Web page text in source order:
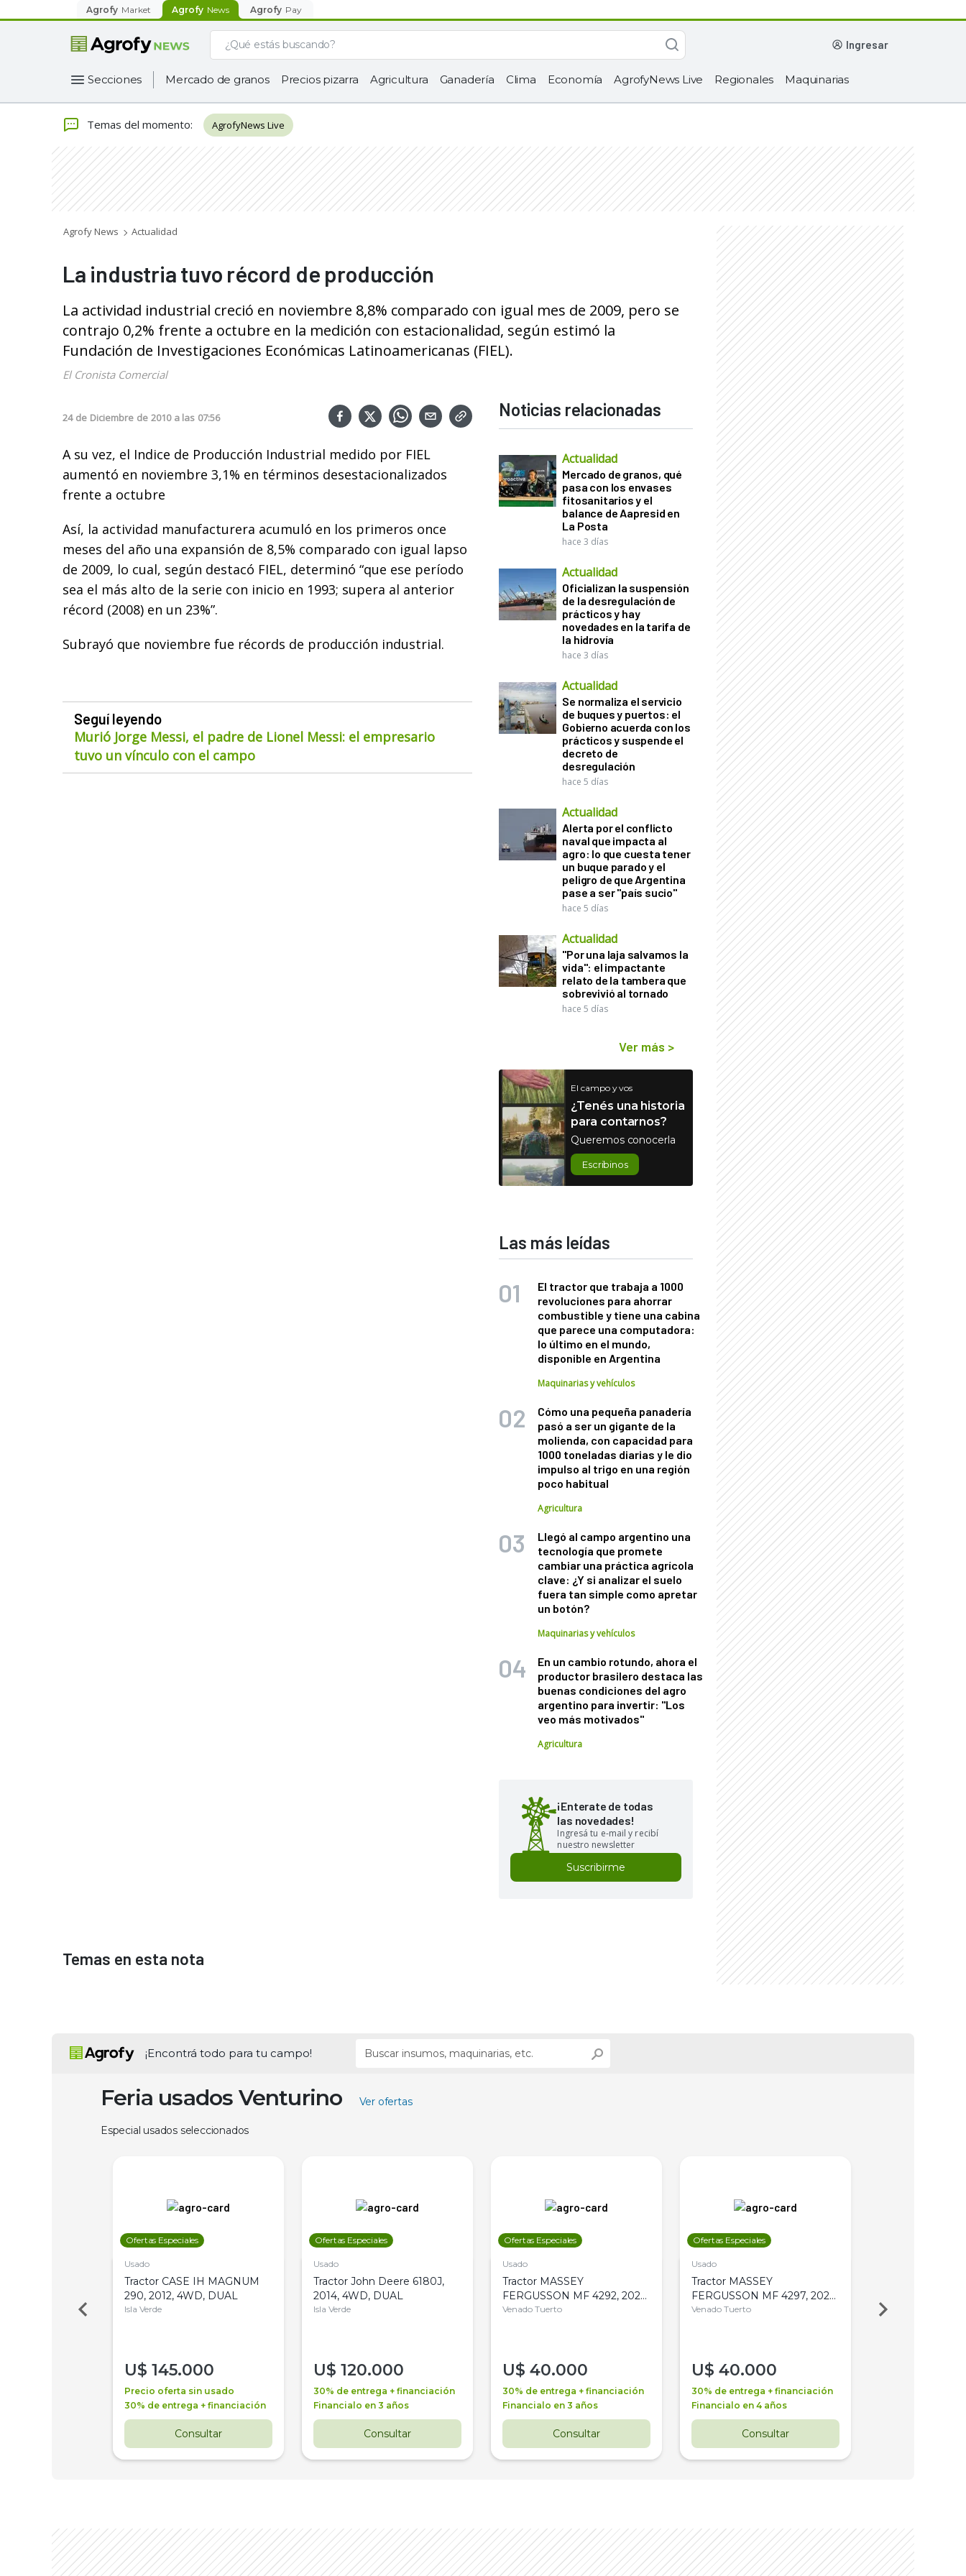
Agrofy Market Agrofy News Agrofy Pay
ingresar
Secciones Mercado de granos Precios pizarra Agricultura Ganadería Clima Economía AgrofyNews Live Regionales Maquinarias
Temas del momento: AgrofyNews Live
Agrofy News Actualidad
La industria tuvo récord de producción
La actividad industrial creció en noviembre 8,8% comparado con igual mes de 2009, pero se
contrajo 0,2% frente a octubre en la medición con estacionalidad, según estimó la
Fundación de Investigaciones Económicas Latinoamericanas (FIEL).
El Cronista Comercial
24 de Diciembre de 2010 a las 07:56
A su vez, el Indice de Producción Industrial medido por FIEL
aumentó en noviembre 3,1% en términos desestacionalizados
frente a octubre
Así, la actividad manufacturera acumuló en los primeros once
meses del año una expansión de 8,5% comparado con igual lapso
de 2009, lo cual, según destacó FIEL, determinó “que ese período
sea el más alto de la serie con inicio en 1993; supera al anterior
récord (2008) en un 23%”.
Subrayó que noviembre fue récords de producción industrial.
Seguí leyendo
Murió Jorge Messi, el padre de Lionel Messi: el empresario
tuvo un vínculo con el campo
Noticias relacionadas
Actualidad
Mercado de granos, qué
pasa con los envases
fitosanitarios y el
balance de Aapresid en
La Posta
hace 3 días
Actualidad
Oficializan la suspensión
de la desregulación de
prácticos y hay
novedades en la tarifa de
la hidrovía
hace 3 días
Actualidad
Se normaliza el servicio
de buques y puertos: el
Gobierno acuerda con los
prácticos y suspende el
decreto de
desregulación
hace 5 días
Actualidad
Alerta por el conflicto
naval que impacta al
agro: lo que cuesta tener
un buque parado y el
peligro de que Argentina
pase a ser "país sucio"
hace 5 días
Actualidad
"Por una laja salvamos la
vida": el impactante
relato de la tambera que
sobrevivió al tornado
hace 5 días
Ver más >
El campo y vos
¿Tenés una historia
para contarnos?
Queremos conocerla
Escribinos
Las más leídas
El tractor que trabaja a 1000
revoluciones para ahorrar
combustible y tiene una cabina
que parece una computadora:
lo último en el mundo,
disponible en Argentina
Maquinarias y vehículos
Cómo una pequeña panadería
pasó a ser un gigante de la
molienda, con capacidad para
1000 toneladas diarias y le dio
impulso al trigo en una región
poco habitual
Agricultura
Llegó al campo argentino una
tecnología que promete
cambiar una práctica agrícola
clave: ¿Y si analizar el suelo
fuera tan simple como apretar
un botón?
Maquinarias y vehículos
En un cambio rotundo, ahora el
productor brasilero destaca las
buenas condiciones del agro
argentino para invertir: "Los
veo más motivados"
Agricultura
¡Enterate de todas
las novedades!
Ingresá tu e-mail y recibí
nuestro newsletter
Suscribirme
Temas en esta nota
¡Encontrá todo para tu campo!
Feria usados Venturino Ver ofertas
Especial usados seleccionados
Ofertas Especiales
Usado
Tractor CASE IH MAGNUM
290, 2012, 4WD, DUAL
Isla Verde
U$ 145.000
Precio oferta sin usado
30% de entrega + financiación
Consultar
Ofertas Especiales
Usado
Tractor John Deere 6180J,
2014, 4WD, DUAL
Isla Verde
U$ 120.000
30% de entrega + financiación
Financialo en 3 años
Consultar
Ofertas Especiales
Usado
Tractor MASSEY
FERGUSSON MF 4292, 2020,
4WD, PATON
Venado Tuerto
U$ 40.000
30% de entrega + financiación
Financialo en 3 años
Consultar
Ofertas Especiales
Usado
Tractor MASSEY
FERGUSSON MF 4297, 2020,
4WD, PATON
Venado Tuerto
U$ 40.000
30% de entrega + financiación
Financialo en 4 años
Consultar
Venado Tuerto